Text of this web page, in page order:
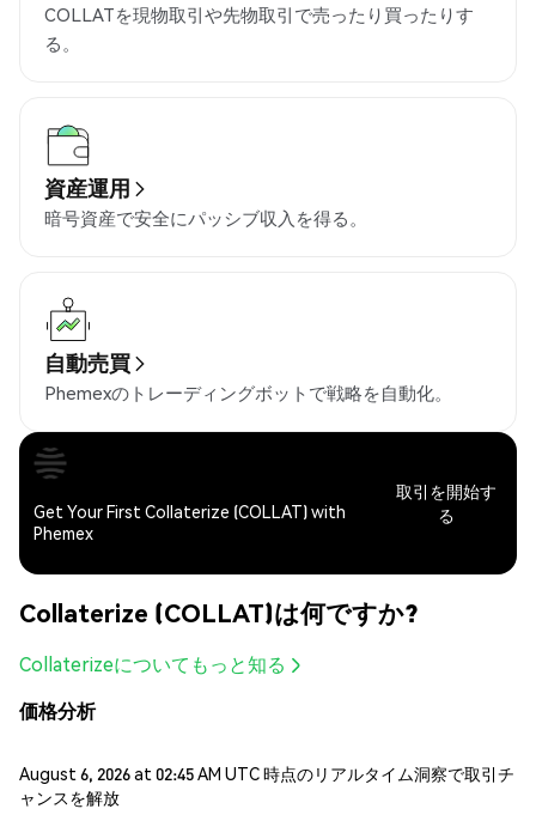
COLLATを現物取引や先物取引で売ったり買ったりす
る。
資産運用
暗号資産で安全にパッシブ収入を得る。
自動売買
Phemexのトレーディングボットで戦略を自動化。
Get Your First Collaterize (COLLAT) with
Phemex
取引を開始す
る
Collaterize (COLLAT)は何ですか?
Collaterizeについてもっと知る
価格分析
August 6, 2026 at 02:45 AM UTC 時点のリアルタイム洞察で取引チ
ャンスを解放